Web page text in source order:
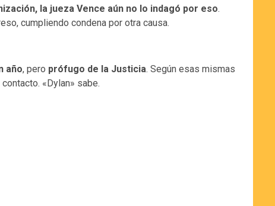
la jueza Vence aún no lo indagó por eso.
cumpliendo condena por otra causa.
año, pero prófugo de la Justicia. Según esas mismas
«Dylan» sabe.